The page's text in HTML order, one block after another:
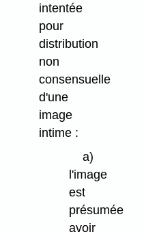
intentée
pour
distribution
non
consensuelle
d'une
image
intime :
a)
l'image
est
présumée
avoir